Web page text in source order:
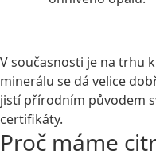
V současnosti je na trhu
minerálu se dá velice
jistí přírodním původem
certifikáty.
Proč máme